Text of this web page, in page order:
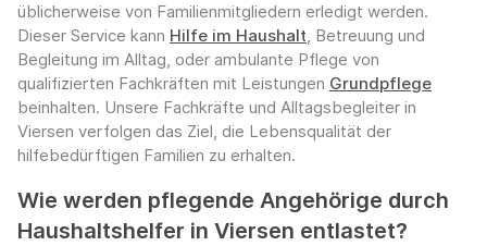
üblicherweise von Familienmitgliedern erledigt werden.
Dieser Service kann Hilfe im Haushalt, Betreuung und
Begleitung im Alltag, oder ambulante Pflege von
qualifizierten Fachkräften mit Leistungen Grundpflege
beinhalten. Unsere Fachkräfte und Alltagsbegleiter in
Viersen verfolgen das Ziel, die Lebensqualität der
hilfebedürftigen Familien zu erhalten.
Wie werden pflegende Angehörige durch
Haushaltshelfer in Viersen entlastet?